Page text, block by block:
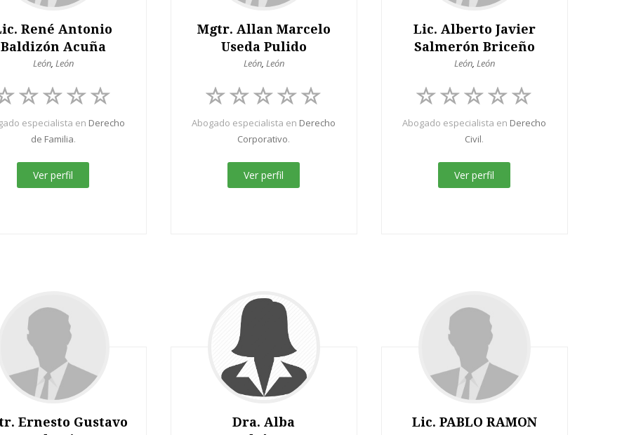
René Antonio
Baldizón Acuña
León, León
especialista en Derecho
de Familia.
Ver perfil
Mgtr. Allan Marcelo
Useda Pulido
León, León
Abogado especialista en Derecho
Corporativo.
Ver perfil
Lic. Alberto Javier
Salmerón Briceño
León, León
Abogado especialista en Derecho
Civil.
Ver perfil
Ernesto Gustavo
Dra. Alba
Lic. PABLO RAMON